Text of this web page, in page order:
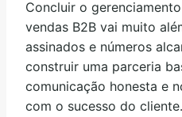
Concluir o
vendas B2B vai muito
assinados e números
construir uma parceria
comunicação honesta e
com o sucesso do